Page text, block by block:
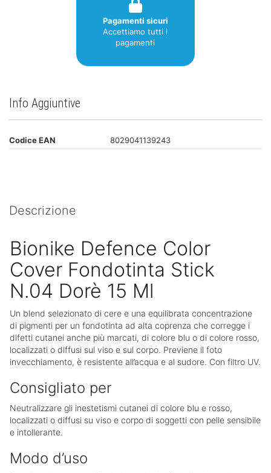
Pagamenti sicuri
Accettiamo tutti i
pagamenti
Info Aggiuntive
Codice EAN 8029041139243
Descrizione
Bionike Defence Color
Cover Fondotinta Stick
N.04 Dorè 15 Ml
Un blend selezionato di cere e una equilibrata concentrazione
di pigmenti per un fondotinta ad alta coprenza che corregge i
difetti cutanei anche più marcati, di colore blu o di colore rosso,
localizzati o diffusi sul viso e sul corpo. Previene il foto
invecchiamento, è resistente all’acqua e al sudore. Con filtro UV.
Consigliato per
Neutralizzare gli inestetismi cutanei di colore blu e rosso,
localizzati o diffusi su viso e corpo di soggetti con pelle sensibile
e intollerante.
Modo d’uso